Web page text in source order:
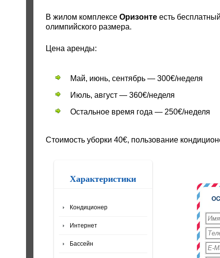
В жилом комплексе Оризонтеесть
олимпийского размера.
Цена аренды:
Май, июнь, сентябрь — 300€/неделя
Июль, август — 360€/неделя
Остальное время года — 250€/неделя
Стоимость уборки 40€, пользование
Характеристики
Кондиционер
Интернет
Бассейн